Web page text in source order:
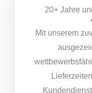
20+ Jahre
Mit unserem